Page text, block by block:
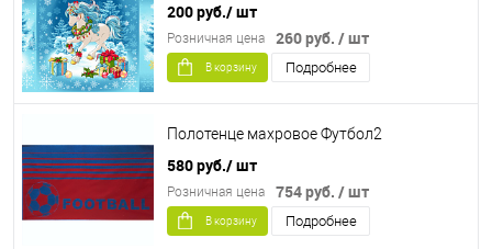
200 руб./ шт
260 руб. / шт
Розничная цена
В корзину Подробнее
Полотенце махровое Футбол2
580 руб./ шт
754 руб. / шт
Розничная цена
В корзину Подробнее